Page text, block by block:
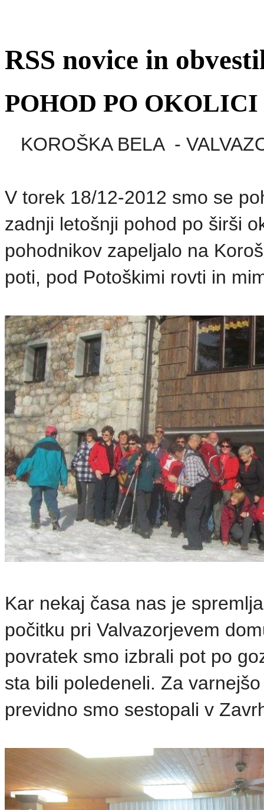
RSS novice in
POHOD PO OKOLICI
KOROŠKA BELA -
V torek 18/12-2012 smo se
zadnji letošnji pohod po širši
pohodnikov zapeljalo na
poti, pod Potoškimi rovti in
Kar nekaj časa nas je
počitku pri Valvazorjevem
povratek smo izbrali pot po
sta bili poledeneli. Za
previdno smo sestopali v